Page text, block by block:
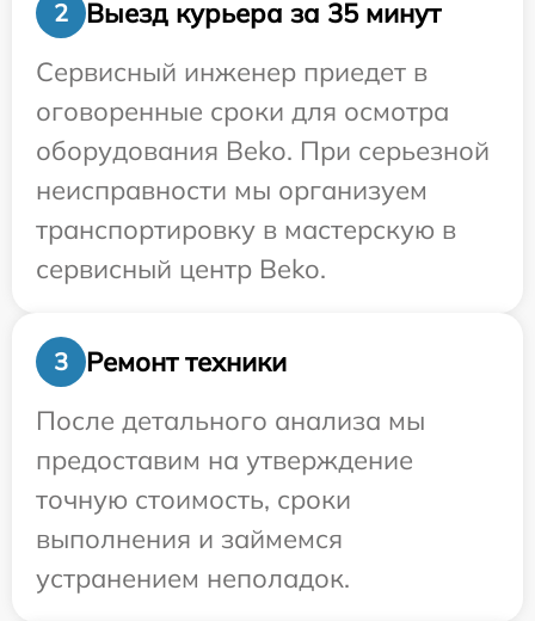
2
Выезд курьера за 35 минут
Сервисный инженер приедет в
оговоренные сроки для осмотра
оборудования Beko. При серьезной
неисправности мы организуем
транспортировку в мастерскую в
сервисный центр Beko.
3
Ремонт техники
После детального анализа мы
предоставим на утверждение
точную стоимость, сроки
выполнения и займемся
устранением неполадок.